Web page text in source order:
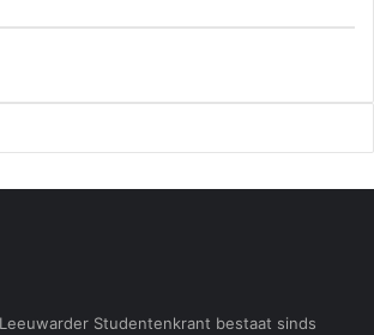
Studentenkrant bestaat sinds